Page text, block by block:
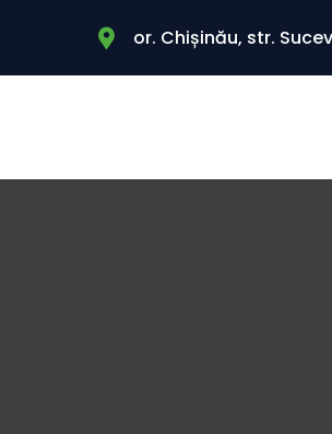
or. Chișinău, str.